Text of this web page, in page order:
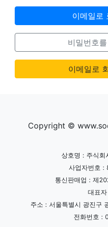
이메일로
비밀번호
이메일로
Copyright ©
상호명 : 주식회
사업자번호
통신판매업 : 제
대표
주소 : 서울특별시 광진구
전화번호 :